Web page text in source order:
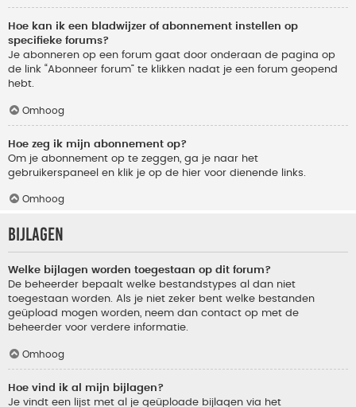
Hoe kan ik een bladwijzer of abonnement instellen op
specifieke forums?
Je abonneren op een forum gaat door onderaan de pagina op
de link “Abonneer forum” te klikken nadat je een forum geopend
hebt.
Omhoog
Hoe zeg ik mijn abonnement op?
Om je abonnement op te zeggen, ga je naar het
gebruikerspaneel en klik je op de hier voor dienende links.
Omhoog
Bijlagen
Welke bijlagen worden toegestaan op dit forum?
De beheerder bepaalt welke bestandstypes al dan niet
toegestaan worden. Als je niet zeker bent welke bestanden
geüpload mogen worden, neem dan contact op met de
beheerder voor verdere informatie.
Omhoog
Hoe vind ik al mijn bijlagen?
Je vindt een lijst met al je geüploade bijlagen via het